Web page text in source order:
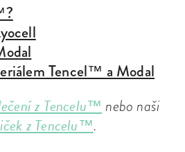
Tencel™ a Modal
z Tencelu™ nebo naši
z Tencelu™.